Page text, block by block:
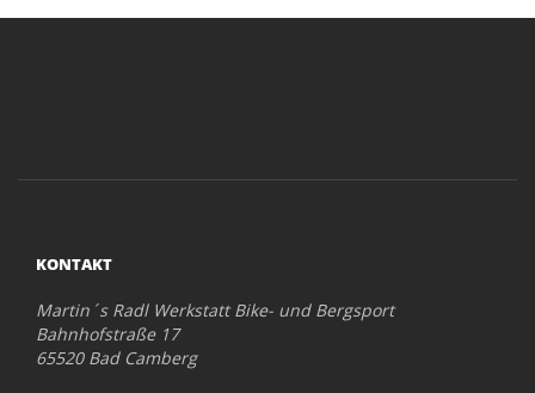
KONTAKT
Martin´s Radl Werkstatt Bike- und Bergsport
Bahnhofstraße 17
65520 Bad Camberg